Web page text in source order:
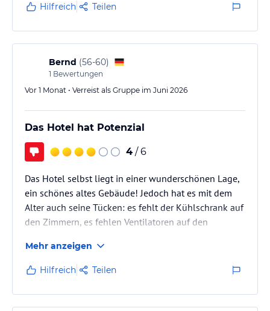
Hilfreich Teilen
Bernd (56-60)
1 Bewertungen
Vor 1 Monat • Verreist als Gruppe im Juni 2026
Das Hotel hat Potenzial
4 / 6
Das Hotel selbst liegt in einer wunderschönen Lage,
ein schönes altes Gebäude! Jedoch hat es mit dem
Alter auch seine Tücken: es fehlt der Kühlschrank auf
den Zimmern, es fehlen Ventilatoren auf den
auszuhalten.
Das Service Personal ist sehr bemüht, jedoch sind die
Empfangsdamen mit ihrer Arbeit überfordert und fehl
am Platz: kein höfliches guten Morgen kein , guten
Tag, kein guten Abend - kein auf Wiedersehen beim
Mehr anzeigen
Hilfreich Teilen